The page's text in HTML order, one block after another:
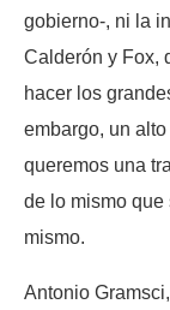
gobierno-, ni la
Calderón y Fox,
hacer los
embargo, un
queremos una
de lo mismo
mismo.
Antonio